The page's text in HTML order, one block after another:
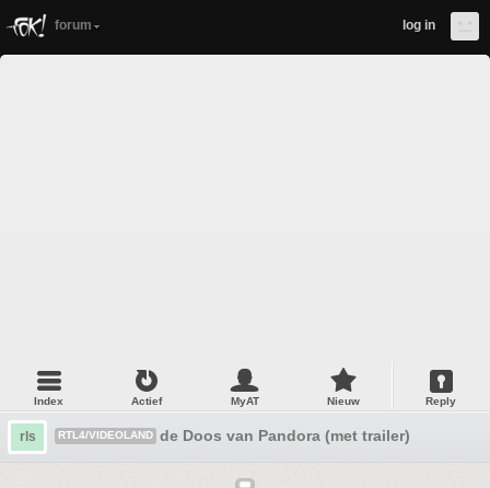
forum log in
Index Actief MyAT Nieuw Reply
rls RTL4/VIDEOLAND de Doos van Pandora (met trailer)